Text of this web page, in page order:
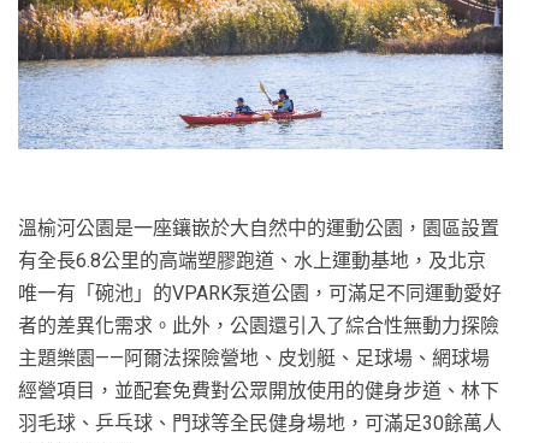
溫榆河公園是一座鑲嵌於大自然中的運動公園，園區設置
有全長6.8公里的高端塑膠跑道、水上運動基地，及北京
唯一有「碗池」的VPARK泵道公園，可滿足不同運動愛好
者的差異化需求。此外，公園還引入了綜合性無動力探險
主題樂園——阿爾法探險營地、皮划艇、足球場、網球場
經營項目，並配套免費對公眾開放使用的健身步道、林下
羽毛球、乒乓球、門球等全民健身場地，可滿足30餘萬人